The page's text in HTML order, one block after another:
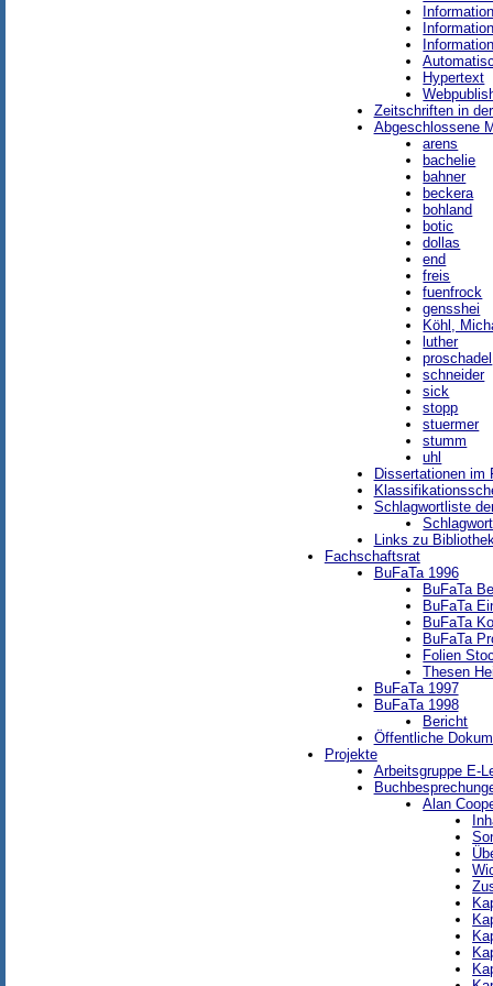
Hypertext
Zeitschriften in
Abgeschlossene
arens
bachelie
bahner
beckera
bohland
botic
dollas
end
freis
fuenfrock
gensshei
Köhl,
luther
proschadel
schneider
sick
stopp
stuermer
stumm
uhl
Dissertationen im
Schlagwortliste
Links zu
Fachschaftsrat
BuFaTa 1996
BuFaTa
BuFaTa
BuFaTa
BuFaTa
Folien
Thesen
BuFaTa 1997
BuFaTa 1998
Bericht
Öffentliche
Projekte
Arbeitsgruppe E-
Alan